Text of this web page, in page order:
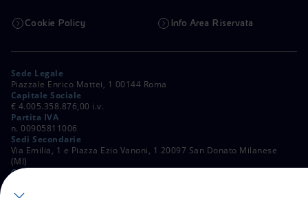
Cookie Policy Info Area Riservata
Sede Legale
Piazzale Enrico Mattei, 1 00144 Roma
Capitale Sociale
€ 4.005.358.876,00 i.v.
Partita IVA
n. 00905811006
Sedi Secondarie
Via Emilia, 1 e Piazza Ezio Vanoni, 1 20097 San Donato Milanese
(MI)
C. Fiscale e Registro Imprese di Roma